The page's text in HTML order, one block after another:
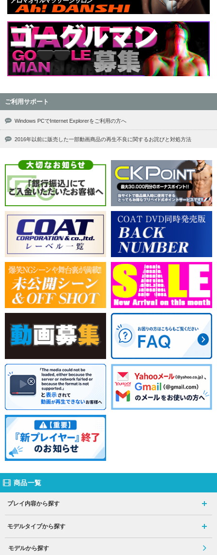
ご利用サポート
Windows PCでInternet Explorerをご利用の方へ
2016年以前に販売した一部動画商品の再生不良に関するお詫びと対処方法
商品一覧
プレイ内容から探す
モデルタイプから探す
モデルから探す